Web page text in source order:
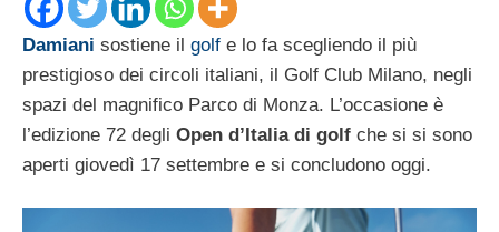
Damiani sostiene il golf e lo fa scegliendo il più
prestigioso dei circoli italiani, il Golf Club Milano, negli
spazi del magnifico Parco di Monza. L’occasione è
l’edizione 72 degli Open d’Italia di golf che si si sono
aperti giovedì 17 settembre e si concludono oggi.